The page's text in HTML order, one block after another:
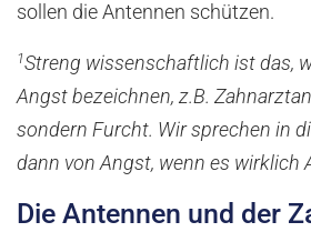
sollen die Antennen schützen.
1Streng wissenschaftlich ist das,
Angst bezeichnen, z.B.
sondern Furcht. Wir sprechen in
dann von Angst, wenn es wirklich
Die Antennen und der